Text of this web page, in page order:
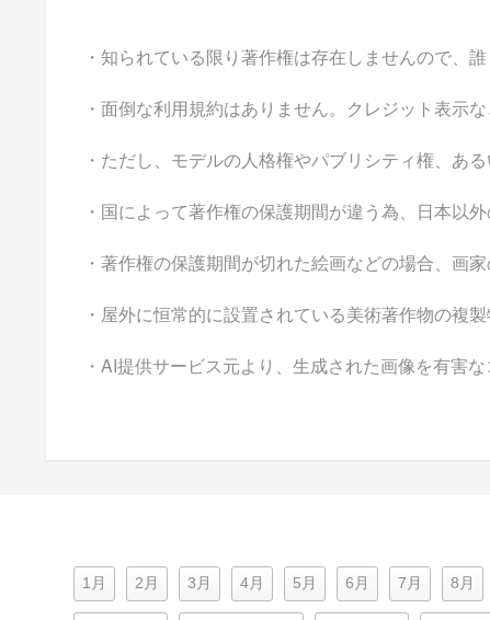
・知られている限り著作権は存在しませんので、
・面倒な利用規約はありません。クレジット表示
・ただし、モデルの人格権やパブリシティ権、あ
・国によって著作権の保護期間が違う為、日本以
・著作権の保護期間が切れた絵画などの場合、画
・屋外に恒常的に設置されている美術著作物の複
・AI提供サービス元より、生成された画像を有害
1月 2月 3月 4月 5月 6月 7月 8月